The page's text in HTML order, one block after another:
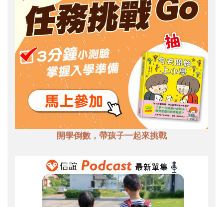
開學倒數，帶孩子一起來挑戰